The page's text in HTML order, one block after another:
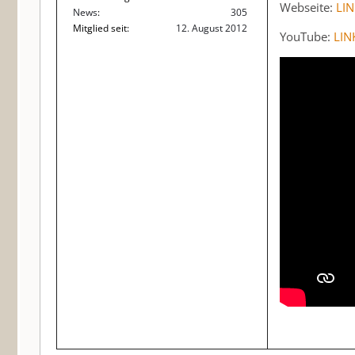
News
305
Mitglied seit
12. August 2012
Webseite:
YouTube: